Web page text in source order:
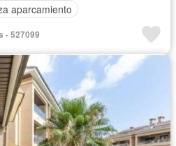
aparcamiento
- 527099